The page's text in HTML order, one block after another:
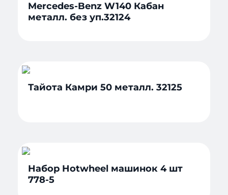
Mercedes-Benz W140 Кабан
металл. без уп.32124
Тайота Камри 50 металл. 32125
Набор Hotwheel машинок 4 шт
778-5